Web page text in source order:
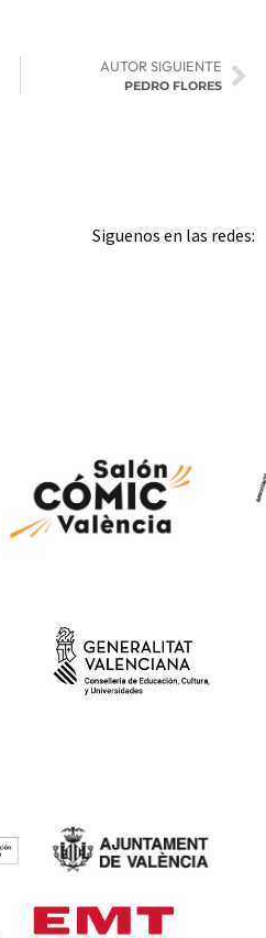
AUTOR SIGUIENTE
PEDRO FLORES
Siguenos en las redes: